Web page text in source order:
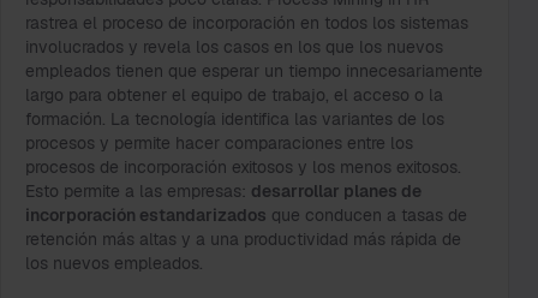
rastrea el proceso de incorporación en todos los sistemas
involucrados y revela los casos en los que los nuevos
empleados tienen que esperar un tiempo innecesariamente
largo para obtener el equipo de trabajo, el acceso o la
formación. La tecnología identifica las variantes de los
procesos y permite hacer comparaciones entre los
procesos de incorporación exitosos y los menos exitosos.
Esto permite a las empresas: desarrollar planes de
incorporación estandarizados que conducen a tasas de
retención más altas y a una productividad más rápida de
los nuevos empleados.